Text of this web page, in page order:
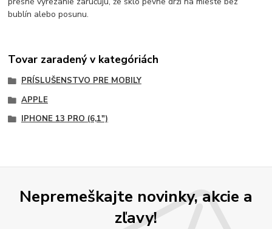
bublín alebo posunu.
Tovar zaradený v kategóriách
PRÍSLUŠENSTVO PRE MOBILY
APPLE
IPHONE 13 PRO (6,1")
Nepremeškajte novinky, akcie a
zľavy!